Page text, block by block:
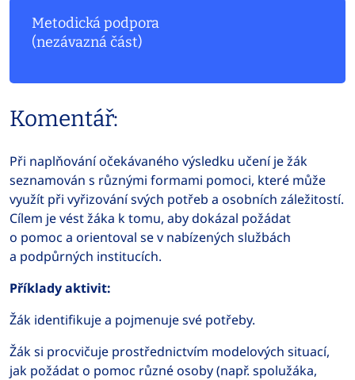
Metodická podpora
(nezávazná část)
Komentář:
Při naplňování očekávaného výsledku učení je žák
seznamován s různými formami pomoci, které může
využít při vyřizování svých potřeb a osobních záležitostí.
Cílem je vést žáka k tomu, aby dokázal požádat
o pomoc a orientoval se v nabízených službách
a podpůrných institucích.
Příklady aktivit:
Žák identifikuje a pojmenuje své potřeby.
Žák si procvičuje prostřednictvím modelových situací,
jak požádat o pomoc různé osoby (např. spolužáka,